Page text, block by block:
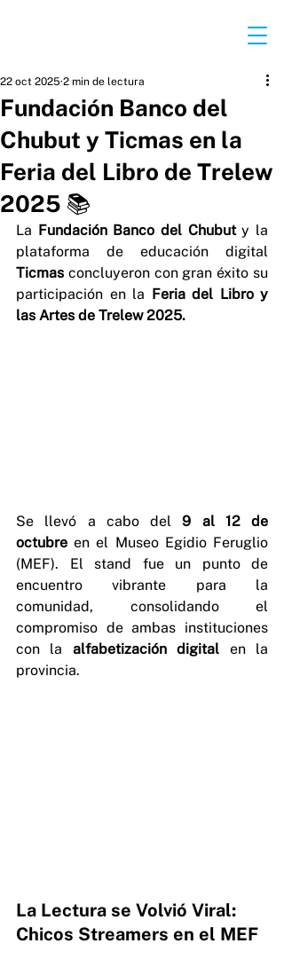
Fundación Banco del
Chubut y Ticmas en la
Feria del Libro de Trelew
2025 📚
22 oct 2025 2 min de lectura
La Fundación Banco del Chubut y la
Ticmas concluyeron con gran éxito su
participación en la Feria del Libro y
las Artes de Trelew 2025.
Se llevó a cabo del 9 al 12 de
octubre en el Museo Egidio Feruglio
(MEF). El stand fue un punto de
encuentro vibrante para la
comunidad, consolidando el
compromiso de ambas instituciones
con la alfabetización digital en la
provincia.
La Lectura se Volvió Viral:
Chicos Streamers en el MEF